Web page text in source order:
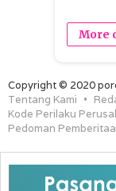
More
Copyright © 2020
Tentang Kami
Kode Perilaku
Pedoman